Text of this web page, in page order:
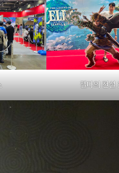
젤다의 전설